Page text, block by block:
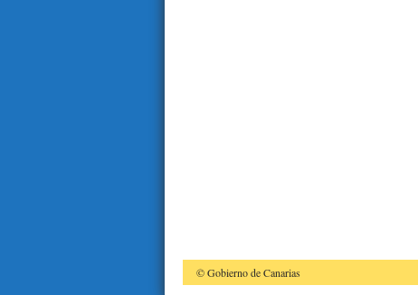
© Gobierno de Canarias